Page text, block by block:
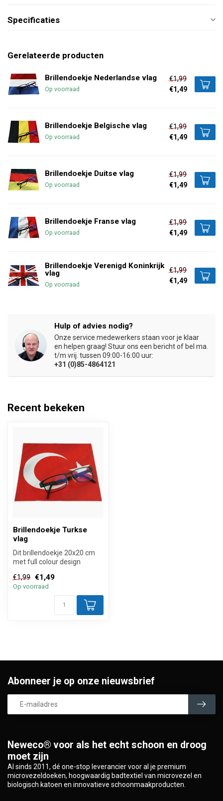
Specificaties
Gerelateerde producten
Brillendoekje Nederlandse vlag
Op voorraad
€1,99
€1,49
Brillendoekje Belgische vlag
Op voorraad
€1,99
€1,49
Brillendoekje Duitse vlag
Op voorraad
€1,99
€1,49
Brillendoekje Franse vlag
Op voorraad
€1,99
€1,49
Brillendoekje Verenigd Koninkrijk
vlag
Op voorraad
€1,99
€1,49
Hulp of advies nodig?
Onze service medewerkers staan voor je klaar
en helpen graag! Stuur ons een bericht of bel ma.
t/m vrij. tussen 09:00-16:00 uur:
+31 (0)85-4864121
Recent bekeken
Brillendoekje Turkse
vlag
Dit brillendoekje 20x20 cm
met full colour design
vlag ...
€1,99 €1,49
Op voorraad
Neweco® voor als het echt schoon en droog
moet zijn
Al sinds 2011, dé one-stop leverancier voor al je premium
microvezeldoeken, hoogwaardig badtextiel van microvezel en
biologisch katoen en innovatieve schoonmaakproducten.
Abonneer je op onze nieuwsbrief